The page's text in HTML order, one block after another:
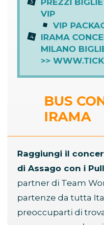
PREZZI
VIP
VIP
IRAMA
MILANO
>>
BUS
IRAMA
Raggiungi il
di Assago con i
partner di Team
partenze da tutta
preoccuparti di